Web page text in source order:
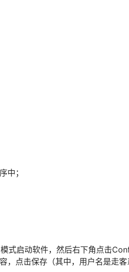
中；
式启动软件，然后右下角点击
点击保存（其中，用户名是走